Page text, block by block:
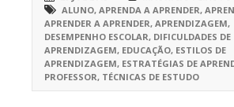
ALUNO, APRENDA A APRENDER,
APRENDER A APRENDER, APRENDIZAGEM,
DESEMPENHO ESCOLAR, DIFICULDADES DE
APRENDIZAGEM, EDUCAÇÃO, ESTILOS DE
APRENDIZAGEM, ESTRATÉGIAS DE
PROFESSOR, TÉCNICAS DE ESTUDO